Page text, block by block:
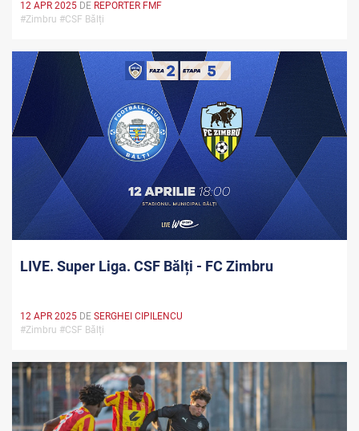
12 APR 2025 DE REPORTER FMF
#Zimbru #CSF Bălți
LIVE. Super Liga. CSF Bălți - FC Zimbru
12 APR 2025 DE SERGHEI CIPILENCU
#Zimbru #CSF Bălți